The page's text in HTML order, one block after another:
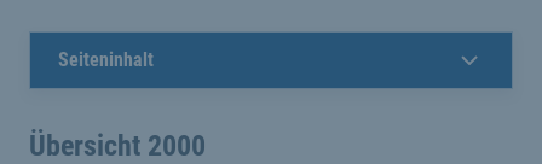
Seiteninhalt
Übersicht 2000